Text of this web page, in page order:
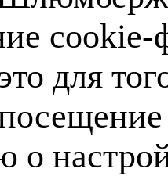
для